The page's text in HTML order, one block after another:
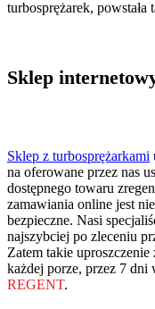
turbosprężarek,
Sklep
Sklep z turbosprężarkami
na oferowane przez nas
dostępnego towaru
zamawiania online jest
bezpieczne. Nasi
najszybciej po zleceniu
Zatem takie
każdej porze, przez 7
REGENT.